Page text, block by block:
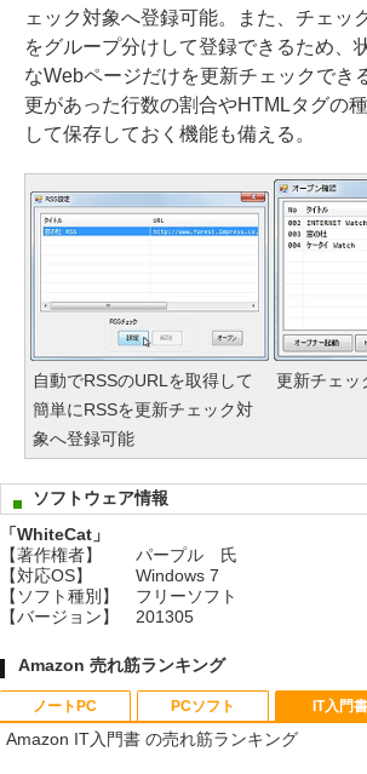
ェック対象へ登録可能。また、チェッ
をグループ分けして登録できるため、
なWebページだけを更新チェックでき
更があった行数の割合やHTMLタグの
して保存しておく機能も備える。
自動でRSSのURLを取得して
簡単にRSSを更新チェック対
象へ登録可能
更新チェッ
ソフトウェア情報
「WhiteCat」
【著作権者】
パープル 氏
【対応OS】
Windows 7
【ソフト種別】
フリーソフト
【バージョン】
201305
Amazon 売れ筋ランキング
ノートPC PCソフト IT入門書
Amazon IT入門書 の売れ筋ランキング